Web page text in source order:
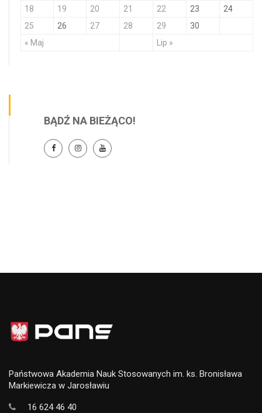
« Maj Lip »
18
19 20 21 22 23
24
25
26 27 28 29 30
BĄDŹ NA BIEŻĄCO!
Państwowa Akademia Nauk Stosowanych im. ks. Bronisława
Markiewicza w Jarosławiu
16 624 46 40